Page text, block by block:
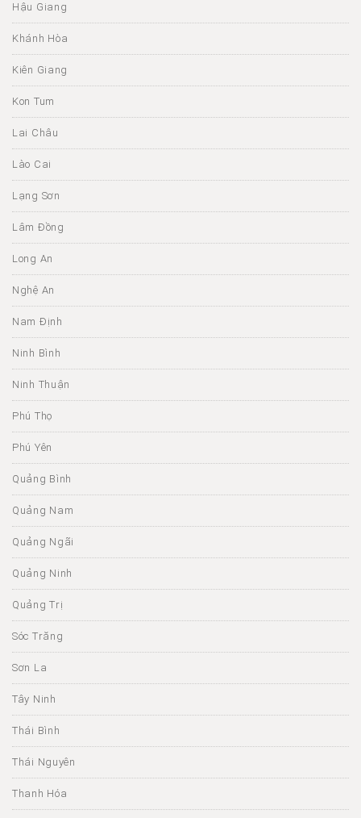
Hậu Giang
Khánh Hòa
Kiên Giang
Kon Tum
Lai Châu
Lào Cai
Lạng Sơn
Lâm Đồng
Long An
Nghệ An
Nam Định
Ninh Bình
Ninh Thuận
Phú Thọ
Phú Yên
Quảng Bình
Quảng Nam
Quảng Ngãi
Quảng Ninh
Quảng Trị
Sóc Trăng
Sơn La
Tây Ninh
Thái Bình
Thái Nguyên
Thanh Hóa